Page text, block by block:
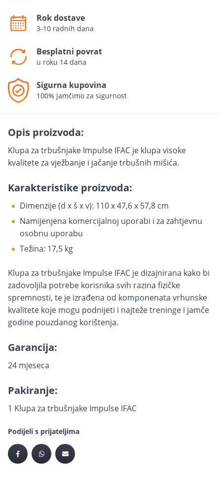
Rok dostave
3-10 radnih dana
Besplatni povrat
u roku 14 dana
Sigurna kupovina
100% jamčimo za sigurnost
Opis proizvoda:
Klupa za trbušnjake Impulse IFAC je klupa visoke
kvalitete za vježbanje i jačanje trbušnih mišića.
Karakteristike proizvoda:
Dimenzije (d x š x v): 110 x 47,6 x 57,8 cm
Namijenjena komercijalnoj uporabi i za zahtjevnu
osobnu uporabu
Težina: 17,5 kg
Klupa za trbušnjake Impulse IFAC je dizajnirana kako bi
zadovoljila potrebe korisnika svih razina fizičke
spremnosti, te je izrađena od komponenata vrhunske
kvalitete koje mogu podnijeti i najteže treninge i jamče
godine pouzdanog korištenja.
Garancija:
24 mjeseca
Pakiranje:
1 Klupa za trbušnjake Impulse IFAC
Podijeli s prijateljima